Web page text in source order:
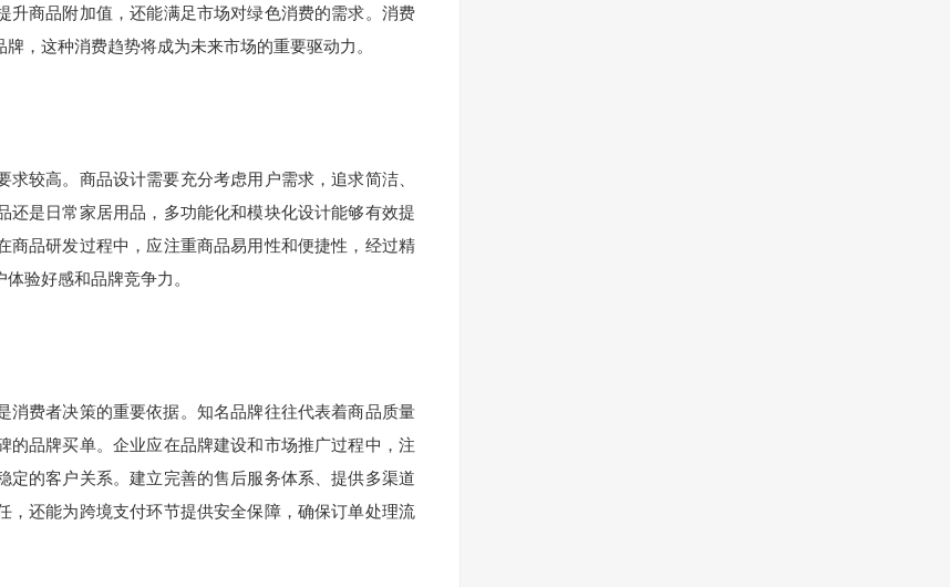
升商品附加值，还能满足市场对绿色消费的需求。消费
，这种消费趋势将成为未来市场的重要驱动力。
高。商品设计需要充分考虑用户需求，追求简洁、
是日常家居用品，多功能化和模块化设计能够有效提
商品研发过程中，应注重商品易用性和便捷性，经过精
验好感和品牌竞争力。
费者决策的重要依据。知名品牌往往代表着商品质量
品牌买单。企业应在品牌建设和市场推广过程中，注
的客户关系。建立完善的售后服务体系、提供多渠道
，还能为跨境支付环节提供安全保障，确保订单处理流